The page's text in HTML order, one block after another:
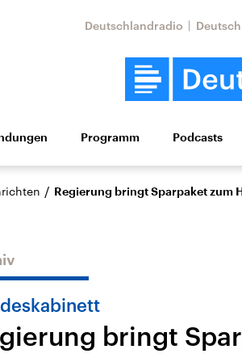
Deutschlandradio
Politik Wirtschaft Wissen
Musik
Nahostkonflikt
Aktuelle Lage und
Iran
Programm Podcasts
/ Regierung bringt Sparpaket zum
bringt